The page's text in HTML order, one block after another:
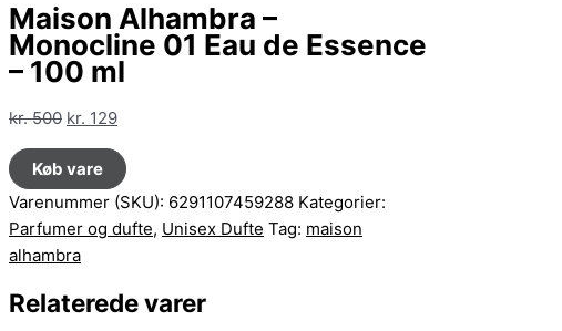
Maison Alhambra –
Monocline 01 Eau de Essence
– 100 ml
kr.500 Den
oprindelige
pris
var:
kr. 500.
kr. 129Den
pris
er:
kr. 129.
Køb vare
Varenummer (SKU): 6291107459288 Kategorier:
Parfumer og dufte, Unisex Dufte Tag: maison
alhambra
Relaterede varer